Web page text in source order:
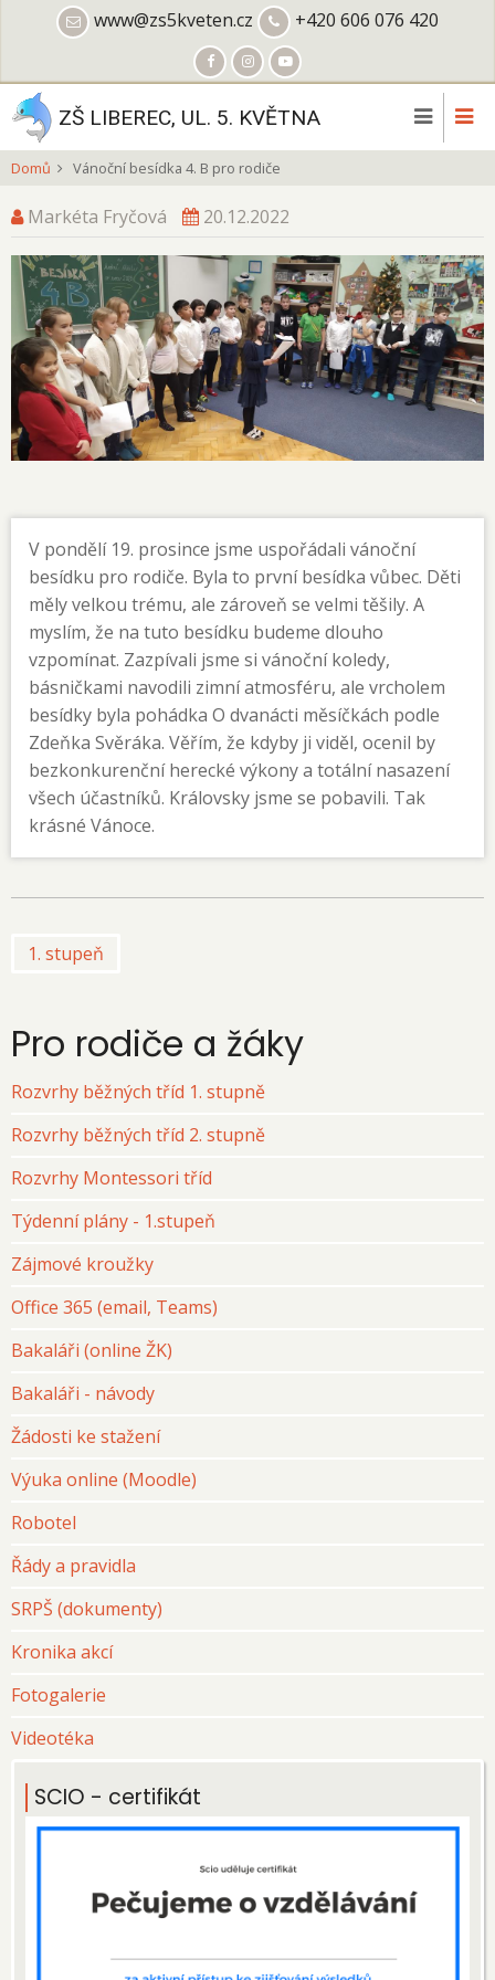
obsahu
www@zs5kveten.cz +420 606 076 420
ZŠ LIBEREC, UL. 5. KVĚTNA
Domů Vánoční besídka 4. B pro rodiče
Markéta Fryčová 20.12.2022
V pondělí 19. prosince jsme uspořádali vánoční
besídku pro rodiče. Byla to první besídka vůbec. Děti
měly velkou trému, ale zároveň se velmi těšily. A
myslím, že na tuto besídku budeme dlouho
vzpomínat. Zazpívali jsme si vánoční koledy,
básničkami navodili zimní atmosféru, ale vrcholem
besídky byla pohádka O dvanácti měsíčkách podle
Zdeňka Svěráka. Věřím, že kdyby ji viděl, ocenil by
bezkonkurenční herecké výkony a totální nasazení
všech účastníků. Královsky jsme se pobavili. Tak
krásné Vánoce.
1. stupeň
Pro rodiče a žáky
Rozvrhy běžných tříd 1. stupně
Rozvrhy běžných tříd 2. stupně
Rozvrhy Montessori tříd
Týdenní plány - 1.stupeň
Zájmové kroužky
Office 365 (email, Teams)
Bakaláři (online ŽK)
Bakaláři - návody
Žádosti ke stažení
Výuka online (Moodle)
Robotel
Řády a pravidla
SRPŠ (dokumenty)
Kronika akcí
Fotogalerie
Videotéka
SCIO - certifikát